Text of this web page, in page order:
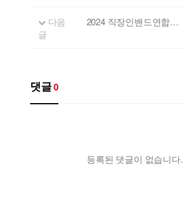
다음
글
2024 직장인밴드연합공연 제6회 모두모여 Rock 페스티벌
댓글0
등록된 댓글이 없습니다.